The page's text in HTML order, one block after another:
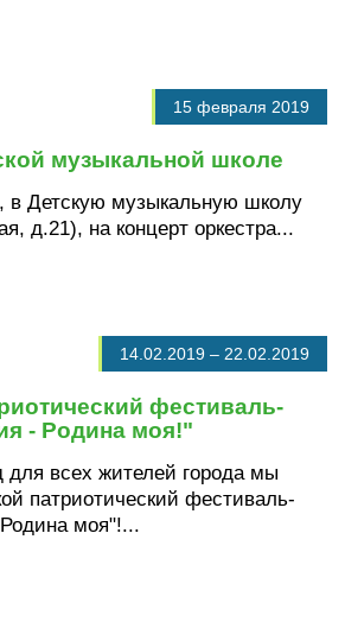
15 февраля 2019
музыкальной школе
в Детскую музыкальную школу
д.21), на концерт оркестра...
14.02.2019 – 22.02.2019
фестиваль-
- Родина моя!"
для всех жителей города мы
патриотический фестиваль-
моя"!...